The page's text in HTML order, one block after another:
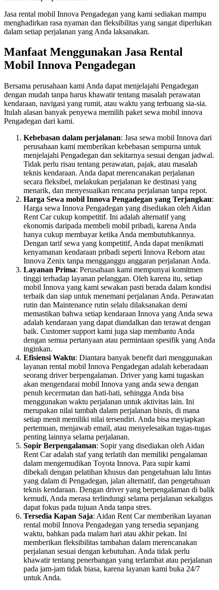
Jasa rental mobil Innova Pengadegan yang kami sediakan mampu
menghadirkan rasa nyaman dan fleksibilitas yang sangat diperlukan
dalam setiap perjalanan yang Anda laksanakan.
Manfaat Menggunakan Jasa Rental
Mobil Innova Pengadegan
Bersama perusahaan kami Anda dapat menjelajahi Pengadegan
dengan mudah tanpa harus khawatir tentang masalah perawatan
kendaraan, navigasi yang rumit, atau waktu yang terbuang sia-sia.
Itulah alasan banyak penyewa memilih paket sewa mobil innova
Pengadegan dari kami.
Kebebasan dalam perjalanan: Jasa sewa mobil Innova dari
perusahaan kami memberikan kebebasan sempurna untuk
menjelajahi Pengadegan dan sekitarnya sesuai dengan jadwal.
Tidak perlu risau tentang perawatan, pajak, atau masalah
teknis kendaraan. Anda dapat merencanakan perjalanan
secara fleksibel, melakukan perjalanan ke destinasi yang
menarik, dan menyesuaikan rencana perjalanan tanpa repot.
Harga Sewa mobil Innova Pengadegan yang Terjangkau:
Harga sewa Innova Pengadegan yang disediakan oleh Aidan
Rent Car cukup kompetitif. Ini adalah alternatif yang
ekonomis daripada membeli mobil pribadi, karena Anda
hanya cukup membayar ketika Anda membutuhkannya.
Dengan tarif sewa yang kompetitif, Anda dapat menikmati
kenyamanan kendaraan pribadi seperti Innova Reborn atau
Innova Zenix tanpa mengganggu anggaran perjalanan Anda.
Layanan Prima: Perusahaan kami mempunyai komitmen
tinggi terhadap layanan pelanggan. Oleh karena itu, setiap
mobil Innova yang kami sewakan pasti berada dalam kondisi
terbaik dan siap untuk menemani perjalanan Anda. Perawatan
rutin dan Maintenance rutin selalu dilaksanakan demi
memastikan bahwa setiap kendaraan Innova yang Anda sewa
adalah kendaraan yang dapat diandalkan dan terawat dengan
baik. Customer support kami juga siap membantu Anda
dengan semua pertanyaan atau permintaan spesifik yang Anda
inginkan.
Efisiensi Waktu: Diantara banyak benefit dari menggunakan
layanan rental mobil Innova Pengadegan adalah keberadaan
seorang driver berpengalaman. Driver yang kami tugaskan
akan mengendarai mobil Innova yang anda sewa dengan
penuh kecermatan dan hati-hati, sehingga Anda bisa
menggunakan waktu perjalanan untuk aktivitas lain. Ini
merupakan nilai tambah dalam perjalanan bisnis, di mana
setiap menit memiliki nilai tersendiri. Anda bisa meyiapkan
pertemuan, menjawab email, atau menyelesaikan tugas-tugas
penting lainnya selama perjalanan.
Sopir Berpengalaman: Sopir yang disediakan oleh Aidan
Rent Car adalah staf yang terlatih dan memiliki pengalaman
dalam mengemudikan Toyota Innova. Para supir kami
dibekali dengan pelatihan khusus dan pengetahuan lalu lintas
yang dalam di Pengadegan, jalan alternatif, dan pengetahuan
teknis kendaraan. Dengan driver yang berpengalaman di balik
kemudi, Anda merasa terlindungi selama perjalanan sekaligus
dapat fokus pada tujuan Anda tanpa stres.
Tersedia Kapan Saja: Aidan Rent Car memberikan layanan
rental mobil Innova Pengadegan yang tersedia sepanjang
waktu, bahkan pada malam hari atau akhir pekan. Ini
memberikan fleksibilitas tambahan dalam merencanakan
perjalanan sesuai dengan kebutuhan. Anda tidak perlu
khawatir tentang penerbangan yang terlambat atau perjalanan
pada jam-jam tidak biasa, karena layanan kami buka 24/7
untuk Anda.